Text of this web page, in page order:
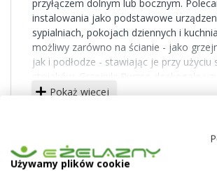
przyłączem dolnym lub bocznym.
instalowania jako podstawowe
sypialniach, pokojach dziennych i
możliwy zarówno na ścianie - jako
jak i podłodze - stawiając je przy użyciu
stojaków. Grzejniki Purmo doskonale
domową instalację grzewczą.
liczba typów i rozmiarów pozwala
grzejnik do każdego pomieszczenia.
Pokaż więcej
Używamy plików cookie